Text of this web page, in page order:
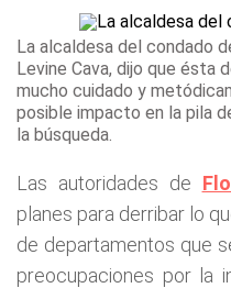
La alcaldesa del condado
Levine Cava, dijo que ésta
mucho cuidado y
posible impacto en la pila
la búsqueda.
Las autoridades de
planes para derribar lo
de departamentos que
preocupaciones por la